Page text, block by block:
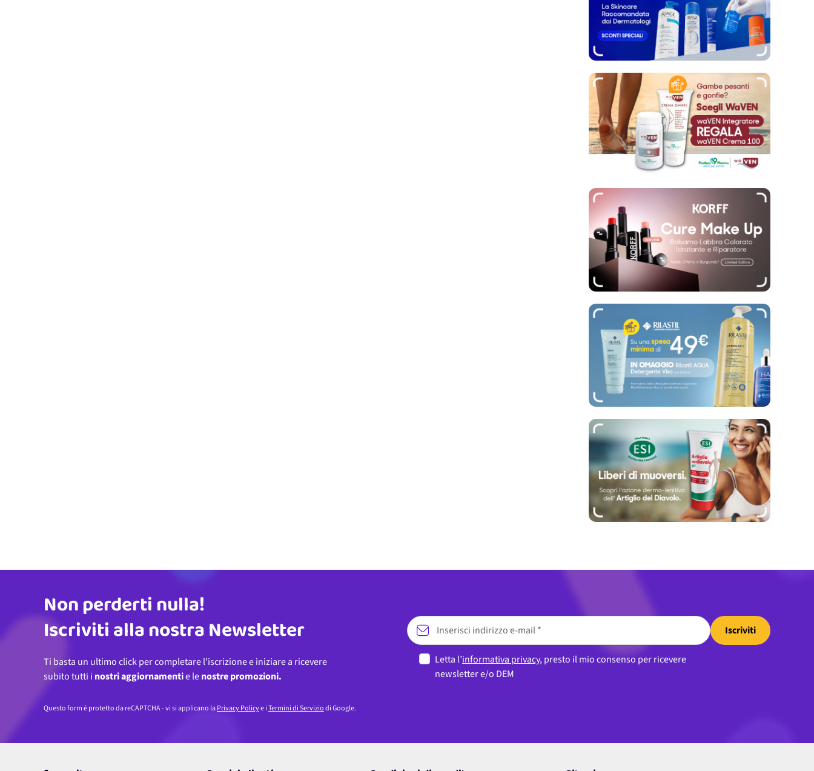
Indirizzo email
Non perderti nulla!
Iscriviti alla nostra Newsletter
Ti basta un ultimo click per completare l’iscrizione e iniziare a ricevere
subito tutti i nostri aggiornamentie lenostre promozioni.
Iscriviti
Letta l’informativa privacy, presto il mio consenso per ricevere
newsletter e/o DEM
Questo form è protetto da reCAPTCHA - vi si applicano laPrivacy Policye iTermini di Serviziodi Google.